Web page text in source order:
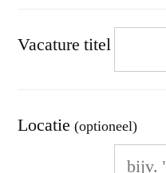
Vacature titel
Locatie (optioneel)